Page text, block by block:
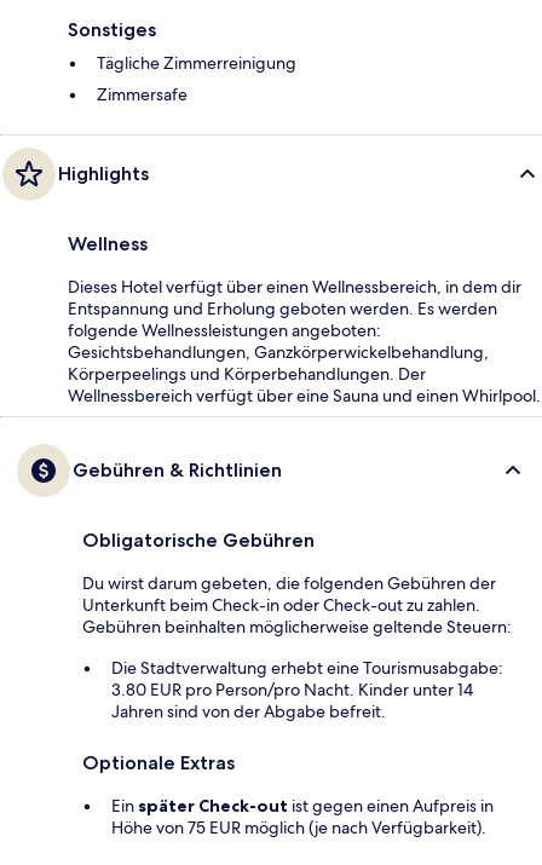
Sonstiges
Tägliche Zimmerreinigung
Zimmersafe
Highlights
Wellness
Dieses Hotel verfügt über einen Wellnessbereich, in dem dir
Entspannung und Erholung geboten werden. Es werden
folgende Wellnessleistungen angeboten:
Gesichtsbehandlungen, Ganzkörperwickelbehandlung,
Körperpeelings und Körperbehandlungen. Der
Wellnessbereich verfügt über eine Sauna und einen Whirlpool.
Gebühren & Richtlinien
Obligatorische Gebühren
Du wirst darum gebeten, die folgenden Gebühren der
Unterkunft beim Check-in oder Check-out zu zahlen.
Gebühren beinhalten möglicherweise geltende Steuern:
Die Stadtverwaltung erhebt eine Tourismusabgabe:
3.80 EUR pro Person/pro Nacht. Kinder unter 14
Jahren sind von der Abgabe befreit.
Optionale Extras
Ein später Check-out ist gegen einen Aufpreis in
Höhe von 75 EUR möglich (je nach Verfügbarkeit).